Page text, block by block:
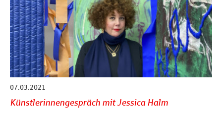
07.03.2021
Künstlerinnengespräch mit Jessica Halm